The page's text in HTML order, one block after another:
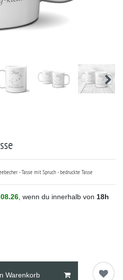
- Tasse mit Spruch - bedruckte Tasse
, wenn du innerhalb von 18h
Warenkorb